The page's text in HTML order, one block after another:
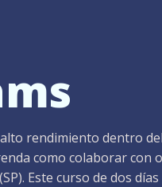
rendimiento dentro del
como colaborar con
Este curso de dos días